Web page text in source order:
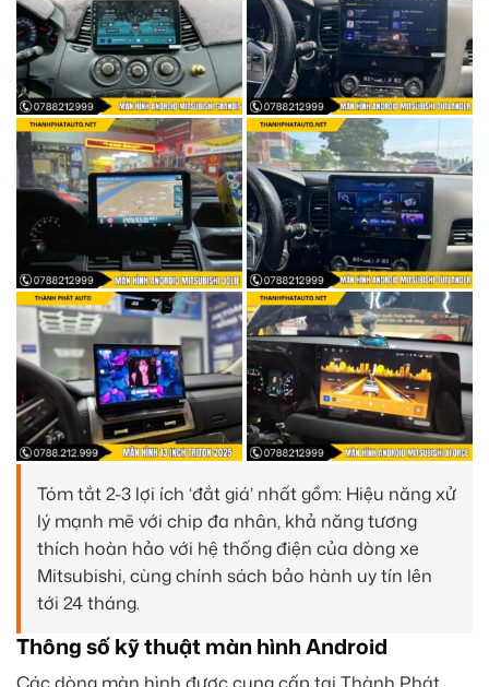
Tóm tắt 2-3 lợi ích ‘đắt giá’ nhất gồm: Hiệu năng xử
lý mạnh mẽ với chip đa nhân, khả năng tương
thích hoàn hảo với hệ thống điện của dòng xe
Mitsubishi, cùng chính sách bảo hành uy tín lên
tới 24 tháng.
Thông số kỹ thuật màn hình Android